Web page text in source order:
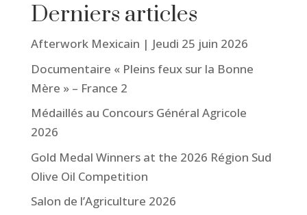
Derniers articles
Afterwork Mexicain | Jeudi 25 juin 2026
Documentaire « Pleins feux sur la Bonne
Mère » – France 2
Médaillés au Concours Général Agricole
2026
Gold Medal Winners at the 2026 Région Sud
Olive Oil Competition
Salon de l’Agriculture 2026